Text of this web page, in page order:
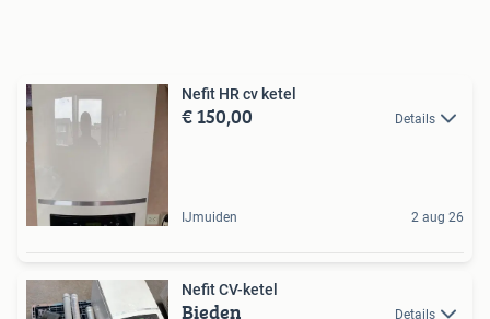
Nefit HR cv ketel
€ 150,00 Details
IJmuiden 2 aug 26
Nefit CV-ketel
Bieden Details